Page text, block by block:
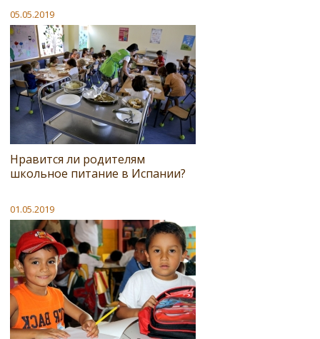
05.05.2019
Нравится ли родителям
школьное питание в Испании?
01.05.2019